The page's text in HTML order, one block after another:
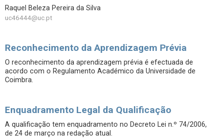
Raquel Beleza Pereira da Silva
uc46444@uc.pt
Reconhecimento da Aprendizagem Prévia
O reconhecimento da aprendizagem prévia é efectuada de
acordo com o Regulamento Académico da Universidade de
Coimbra.
Enquadramento Legal da Qualificação
A qualificação tem enquadramento no Decreto Lei n.º 74/2006,
de 24 de março na redação atual.